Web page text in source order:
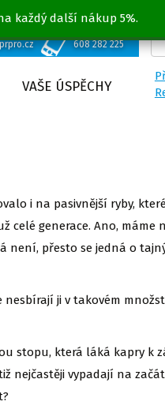
každý další nákup 5%.
608 282 225
VAŠE ÚSPĚCHY
i na pasivnější ryby,
generace. Ano,
přesto se jedná o
ji v takovém
stopu, která láká kapry k
nejčastěji vypadají na